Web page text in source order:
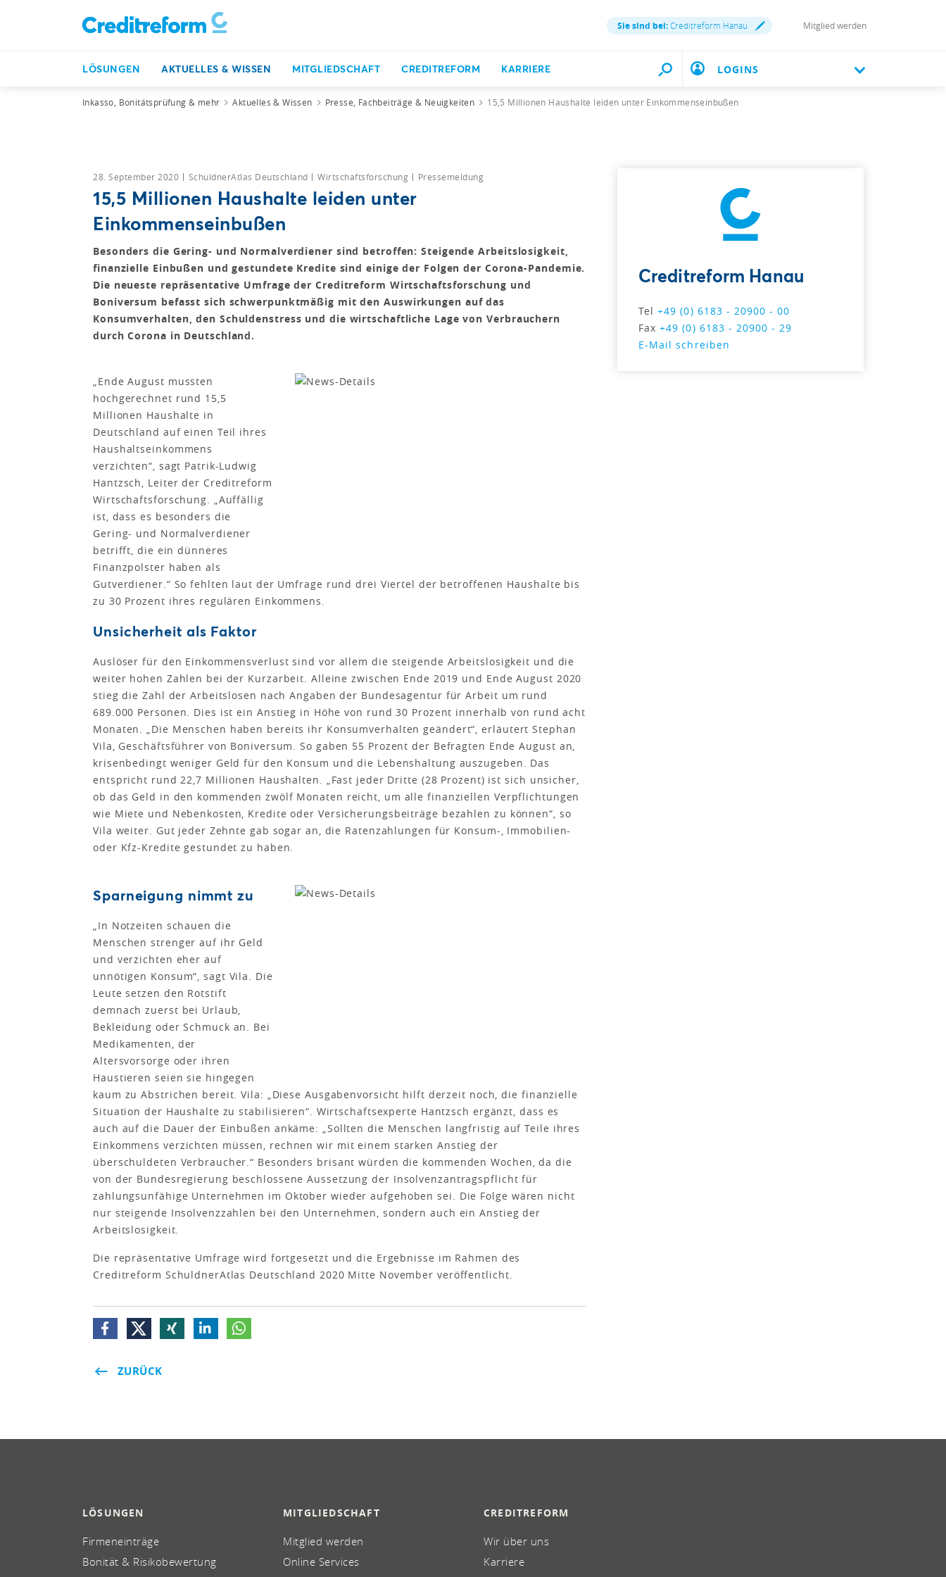
Sie sind bei:Creditreform Hanau Mitglied werden
LÖSUNGEN AKTUELLES & WISSEN MITGLIEDSCHAFT CREDITREFORM KARRIERE LOGINS
Inkasso, Bonitätsprüfung & mehr Aktuelles & Wissen Presse, Fachbeiträge & Neuigkeiten 15,5 Millionen Haushalte leiden unter Einkommenseinbußen
28. September 2020 SchuldnerAtlas Deutschland Wirtschaftsforschung Pressemeldung
15,5 Millionen Haushalte leiden unter
Einkommenseinbußen
Besonders die Gering- und Normalverdiener sind betroffen: Steigende Arbeitslosigkeit,
finanzielle Einbußen und gestundete Kredite sind einige der Folgen der Corona-Pandemie.
Die neueste repräsentative Umfrage der Creditreform Wirtschaftsforschung und
Boniversum befasst sich schwerpunktmäßig mit den Auswirkungen auf das
Konsumverhalten, den Schuldenstress und die wirtschaftliche Lage von Verbrauchern
durch Corona in Deutschland.
„Ende August mussten
hochgerechnet rund 15,5
Millionen Haushalte in
Deutschland auf einen Teil ihres
Haushaltseinkommens
verzichten“, sagt Patrik-Ludwig
Hantzsch, Leiter der Creditreform
Wirtschaftsforschung. „Auffällig
ist, dass es besonders die
Gering- und Normalverdiener
betrifft, die ein dünneres
Finanzpolster haben als
Gutverdiener.“ So fehlten laut der Umfrage rund drei Viertel der betroffenen Haushalte bis
zu 30 Prozent ihres regulären Einkommens.
Unsicherheit als Faktor
Auslöser für den Einkommensverlust sind vor allem die steigende Arbeitslosigkeit und die
weiter hohen Zahlen bei der Kurzarbeit. Alleine zwischen Ende 2019 und Ende August 2020
stieg die Zahl der Arbeitslosen nach Angaben der Bundesagentur für Arbeit um rund
689.000 Personen. Dies ist ein Anstieg in Höhe von rund 30 Prozent innerhalb von rund acht
Monaten. „Die Menschen haben bereits ihr Konsumverhalten geändert“, erläutert Stephan
Vila, Geschäftsführer von Boniversum. So gaben 55 Prozent der Befragten Ende August an,
krisenbedingt weniger Geld für den Konsum und die Lebenshaltung auszugeben. Das
entspricht rund 22,7 Millionen Haushalten. „Fast jeder Dritte (28 Prozent) ist sich unsicher,
ob das Geld in den kommenden zwölf Monaten reicht, um alle finanziellen Verpflichtungen
wie Miete und Nebenkosten, Kredite oder Versicherungsbeiträge bezahlen zu können“, so
Vila weiter. Gut jeder Zehnte gab sogar an, die Ratenzahlungen für Konsum-, Immobilien-
oder Kfz-Kredite gestundet zu haben.
Sparneigung nimmt zu
„In Notzeiten schauen die
Menschen strenger auf ihr Geld
und verzichten eher auf
unnötigen Konsum“, sagt Vila. Die
Leute setzen den Rotstift
demnach zuerst bei Urlaub,
Bekleidung oder Schmuck an. Bei
Medikamenten, der
Altersvorsorge oder ihren
Haustieren seien sie hingegen
kaum zu Abstrichen bereit. Vila: „Diese Ausgabenvorsicht hilft derzeit noch, die finanzielle
Situation der Haushalte zu stabilisieren“. Wirtschaftsexperte Hantzsch ergänzt, dass es
auch auf die Dauer der Einbußen ankäme: „Sollten die Menschen langfristig auf Teile ihres
Einkommens verzichten müssen, rechnen wir mit einem starken Anstieg der
überschuldeten Verbraucher.“ Besonders brisant würden die kommenden Wochen, da die
von der Bundesregierung beschlossene Aussetzung der Insolvenzantragspflicht für
zahlungsunfähige Unternehmen im Oktober wieder aufgehoben sei. Die Folge wären nicht
nur steigende Insolvenzzahlen bei den Unternehmen, sondern auch ein Anstieg der
Arbeitslosigkeit.
Die repräsentative Umfrage wird fortgesetzt und die Ergebnisse im Rahmen des
Creditreform SchuldnerAtlas Deutschland 2020 Mitte November veröffentlicht.
ZURÜCK
Creditreform Hanau
Tel+49 (0) 6183 - 20900 - 00
Fax+49 (0) 6183 - 20900 - 29
E-Mail schreiben
LÖSUNGEN
Firmeneinträge
Bonität & Risikobewertung
MITGLIEDSCHAFT
Mitglied werden
Online Services
CREDITREFORM
Wir über uns
Karriere